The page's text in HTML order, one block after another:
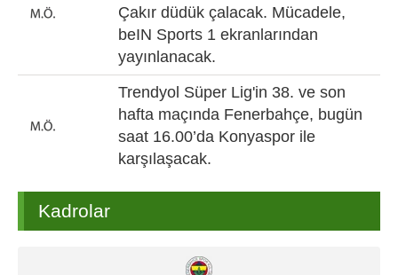
Çakır düdük çalacak. Mücadele,
beIN Sports 1 ekranlarından
yayınlanacak.
Trendyol Süper Lig'in 38. ve son
hafta maçında Fenerbahçe, bugün
saat 16.00’da Konyaspor ile
karşılaşacak.
Kadrolar